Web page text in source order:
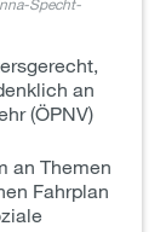
an
(ÖPNV)
an Themen
Fahrplan